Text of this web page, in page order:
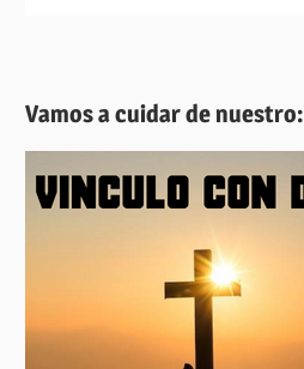
Vamos a cuidar de nuestro: